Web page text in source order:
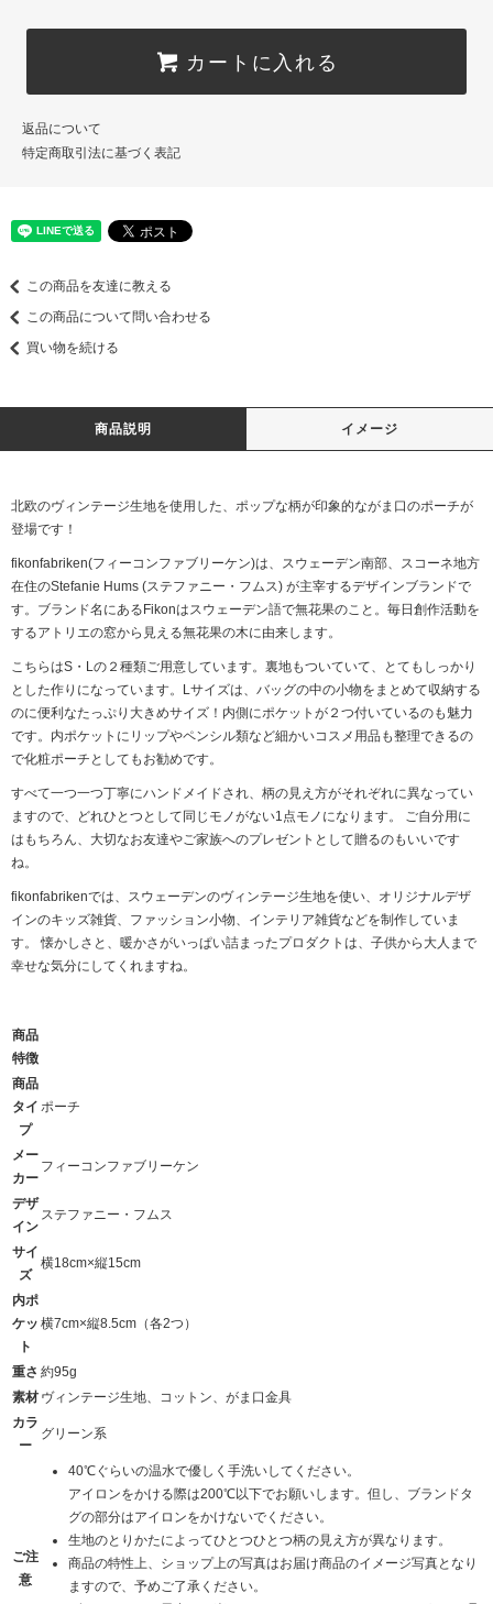
カートに入れる
返品について
特定商取引法に基づく表記
この商品を友達に教える
この商品について問い合わせる
買い物を続ける
商品説明 イメージ
北欧のヴィンテージ生地を使用した、ポップな柄が印象的ながま口のポーチが
登場です！
fikonfabriken(フィーコンファブリーケン)は、スウェーデン南部、スコーネ地方
在住のStefanie Hums (ステファニー・フムス) が主宰するデザインブランドで
す。ブランド名にあるFikonはスウェーデン語で無花果のこと。毎日創作活動を
するアトリエの窓から見える無花果の木に由来します。
こちらはS・Lの２種類ご用意しています。裏地もついていて、とてもしっかり
とした作りになっています。Lサイズは、バッグの中の小物をまとめて収納する
のに便利なたっぷり大きめサイズ！内側にポケットが２つ付いているのも魅力
です。内ポケットにリップやペンシル類など細かいコスメ用品も整理できるの
で化粧ポーチとしてもお勧めです。
すべて一つ一つ丁寧にハンドメイドされ、柄の見え方がそれぞれに異なってい
ますので、どれひとつとして同じモノがない1点モノになります。 ご自分用に
はもちろん、大切なお友達やご家族へのプレゼントとして贈るのもいいです
ね。
fikonfabrikenでは、スウェーデンのヴィンテージ生地を使い、オリジナルデザ
インのキッズ雑貨、ファッション小物、インテリア雑貨などを制作していま
す。 懐かしさと、暖かさがいっぱい詰まったプロダクトは、子供から大人まで
幸せな気分にしてくれますね。
商品
特徴
商品
タイ
プ
ポーチ
メー
カー
フィーコンファブリーケン
デザ
イン
ステファニー・フムス
サイ
ズ
横18cm×縦15cm
内ポ
ケッ
ト
横7cm×縦8.5cm（各2つ）
重さ 約95g
素材 ヴィンテージ生地、コットン、がま口金具
カラ
ー
グリーン系
ご注
意
40℃ぐらいの温水で優しく手洗いしてください。
アイロンをかける際は200℃以下でお願いします。但し、ブランドタ
グの部分はアイロンをかけないでください。
生地のとりかたによってひとつひとつ柄の見え方が異なります。
商品の特性上、ショップ上の写真はお届け商品のイメージ写真となり
ますので、予めご了承ください。